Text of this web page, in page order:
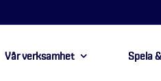
Vår verksamhet Spela